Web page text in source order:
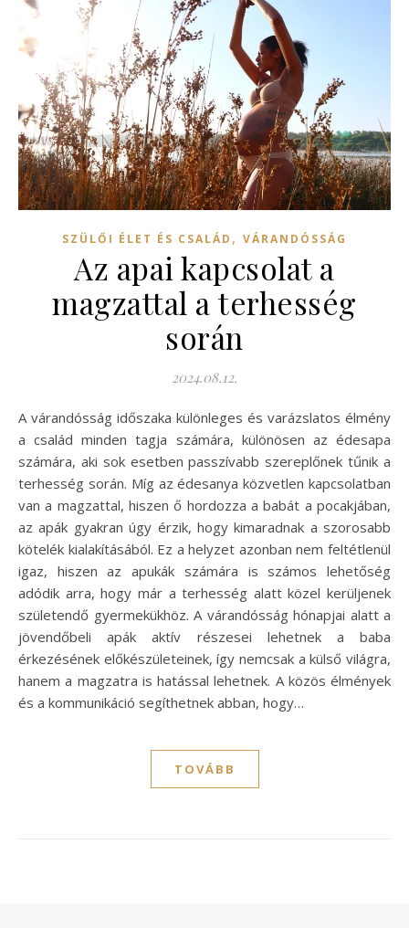
SZÜLŐI ÉLET ÉS CSALÁD , VÁRANDÓSSÁG
Az apai kapcsolat a
magzattal a terhesség
során
2024.08.12.
A várandósság időszaka különleges és varázslatos élmény
a család minden tagja számára, különösen az édesapa
számára, aki sok esetben passzívabb szereplőnek tűnik a
terhesség során. Míg az édesanya közvetlen kapcsolatban
van a magzattal, hiszen ő hordozza a babát a pocakjában,
az apák gyakran úgy érzik, hogy kimaradnak a szorosabb
kötelék kialakításából. Ez a helyzet azonban nem feltétlenül
igaz, hiszen az apukák számára is számos lehetőség
adódik arra, hogy már a terhesség alatt közel kerüljenek
születendő gyermekükhöz. A várandósság hónapjai alatt a
jövendőbeli apák aktív részesei lehetnek a baba
érkezésének előkészületeinek, így nemcsak a külső világra,
hanem a magzatra is hatással lehetnek. A közös élmények
és a kommunikáció segíthetnek abban, hogy…
TOVÁBB